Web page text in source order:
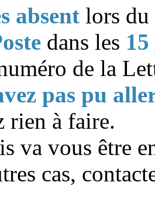
absent lors du
dans les
de la
pas pu
rien à faire.
va vous être
cas,